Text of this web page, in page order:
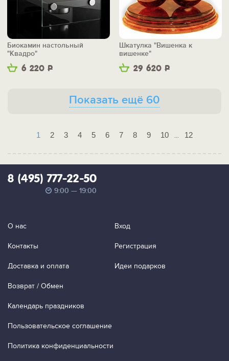
6 220 Р
Биокамин настольный
"Квадро"
29 620 Р
Шкатулка "Вишенка к
вишенке"
Показать ещё 60
1 2 3 4 5 6 7 8 9 10 ... 12
8 (495) 777-22-50
9:00 — 19:00
О нас
Контакты
Доставка и оплата
Возврат / Обмен
Календарь праздников
Пользовательское соглашение
Политика конфиденциальности
Вход
Регистрация
Идеи подарков